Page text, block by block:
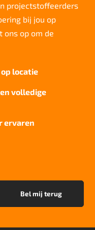
projectstoffeerders
bij jou op
ons op om de
locatie
volledige
ervaren